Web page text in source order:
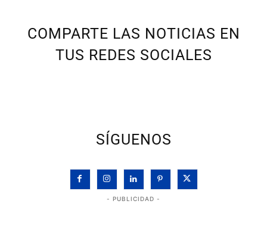
COMPARTE LAS NOTICIAS EN
TUS REDES SOCIALES
SÍGUENOS
- PUBLICIDAD -